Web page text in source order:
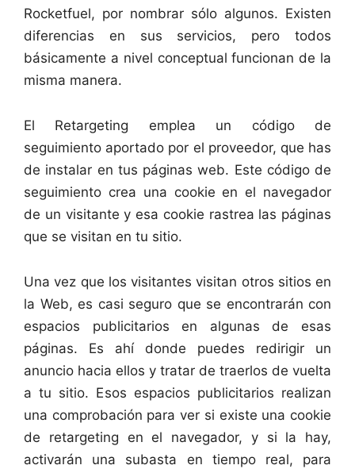
Rocketfuel, por nombrar sólo algunos. Existen
diferencias en sus servicios, pero todos
básicamente a nivel conceptual funcionan de la
misma manera.
El Retargeting emplea un código de
seguimiento aportado por el proveedor, que has
de instalar en tus páginas web. Este código de
seguimiento crea una cookie en el navegador
de un visitante y esa cookie rastrea las páginas
que se visitan en tu sitio.
Una vez que los visitantes visitan otros sitios en
la Web, es casi seguro que se encontrarán con
espacios publicitarios en algunas de esas
páginas. Es ahí donde puedes redirigir un
anuncio hacia ellos y tratar de traerlos de vuelta
a tu sitio. Esos espacios publicitarios realizan
una comprobación para ver si existe una cookie
de retargeting en el navegador, y si la hay,
activarán una subasta en tiempo real, para